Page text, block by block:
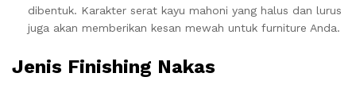
dibentuk. Karakter serat kayu mahoni yang halus dan lurus
juga akan memberikan kesan mewah untuk furniture Anda.
Jenis Finishing Nakas